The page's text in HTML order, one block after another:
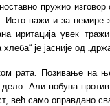
пружио
Исто важи и за немире
иритација увек
је јасније од
рата. Позивање на
дело. Али побуна
већ само оправдано